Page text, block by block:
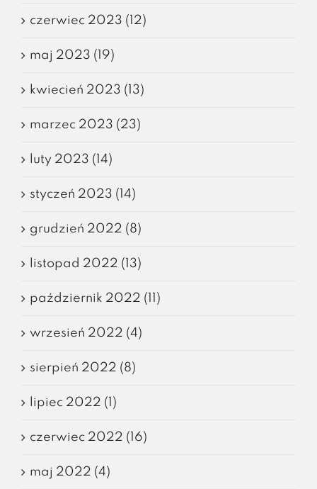
czerwiec 2023 (12)
maj 2023 (19)
kwiecień 2023 (13)
marzec 2023 (23)
luty 2023 (14)
styczeń 2023 (14)
grudzień 2022 (8)
listopad 2022 (13)
październik 2022 (11)
wrzesień 2022 (4)
sierpień 2022 (8)
lipiec 2022 (1)
czerwiec 2022 (16)
maj 2022 (4)